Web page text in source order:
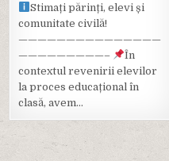
Stimați părinți, elevi și
comunitate civilă!
———————————————
—————————–
În
contextul revenirii elevilor
la proces educațional în
clasă, avem…